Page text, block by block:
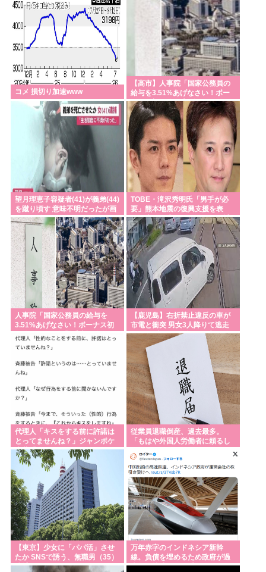
コメ 損切り加速www
【高市】人事院「国家公務員の
給与を3.51%あげなさい！ボー
ナスと初任給も上げなさい！あ
と転勤手当も追加！」
望月理恵子容疑者(41)が義弟(44)
を蹴り頃す 意味不明だったが画
像みて納得
TOBE・滝沢秀明氏「男手が必
要」熊本地震の復興支援を表
明、中居正広もボランティア計
画で浮かび上がる”合流”の可能
性
人事院「国家公務員の給与を
3.51%あげなさい！ボーナス初
任給も！あと転勤手当も追
加！」 高市に勧告
【鹿児島】右折禁止違反の車が
市電と衝突 男女3人降りて逃走
ドライブレコーダーに一部始終
代理人「キスをする前に許諾は
とってませんね？」ジャンポケ
斎藤「今までこれからキスしま
すなんて宣言することなかった
ので」
従業員退職倒産、過去最多。
「もはや外国人労働者に頼るし
かない」
【東京】少女に「パパ活」させ
たか SNSで誘う、無職男（35）
逮捕
万年赤字のインドネシア新幹
線。負債を埋めるため政府が過
半数の株式を引き受ける